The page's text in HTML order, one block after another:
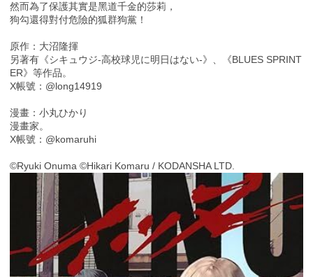
然而為了保護其實是黑道千金的莎莉，
狗勾還得對付危險的狐群狗黨！
原作：大沼隆揮
另著有《シキュウジ-高校球児に明日はない-》、《BLUES SPRINT
ER》等作品。
X帳號：@long14919
漫畫：小丸ひかり
漫畫家。
X帳號：@komaruhi
©Ryuki Onuma ©Hikari Komaru / KODANSHA LTD.